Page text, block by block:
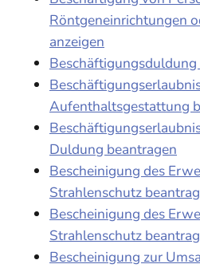
Röntgeneinrichtungen
anzeigen
Beschäftigungsduldung
Aufenthaltsgestattung
Duldung beantragen
Bescheinigung des
Strahlenschutz
Bescheinigung des
Strahlenschutz
Bescheinigung zur